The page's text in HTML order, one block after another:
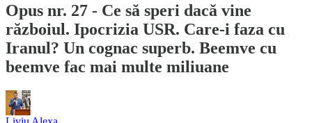
Opus nr. 27 - Ce să speri dacă vine
războiul. Ipocrizia USR. Care-i faza cu
Iranul? Un cognac superb. Beemve cu
beemve fac mai multe miliuane